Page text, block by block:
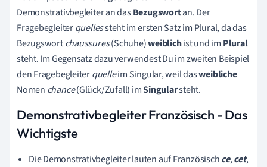
Demonstrativbegleiter an dasBezugswortan. Der
Fragebegleiterquellessteht im ersten Satz im Plural, da das
Bezugswortchaussures(Schuhe)weiblichist und im Plural
steht. Im Gegensatz dazu verwendest Du im zweiten Beispiel
den Fragebegleiterquelleim Singular, weil dasweibliche
Nomen chance(Glück/Zufall) imSingularsteht.
Demonstrativbegleiter Französisch - Das
Wichtigste
Die Demonstrativbegleiterlauten auf Französischce,cet,